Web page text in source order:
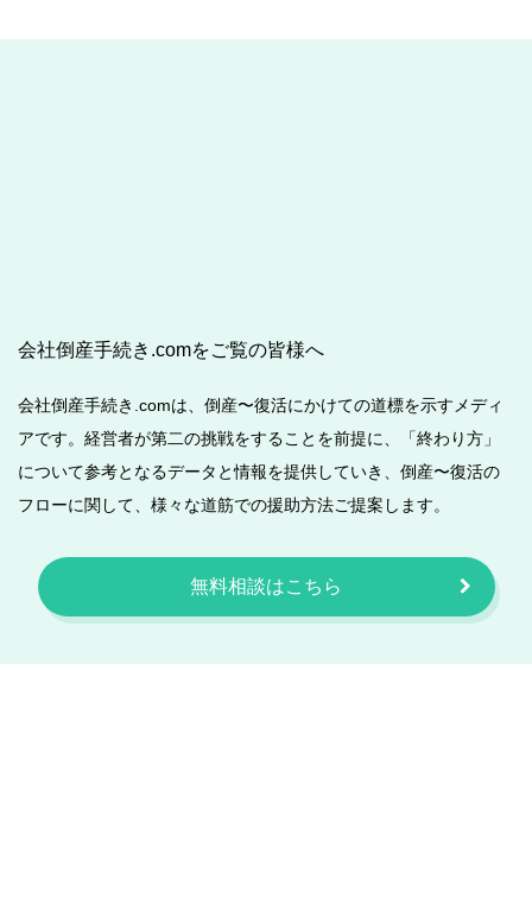
会社倒産手続き.comをご覧の皆様へ
会社倒産手続き.comは、倒産〜復活にかけての道標を示すメディ
アです。経営者が第二の挑戦をすることを前提に、「終わり方」
について参考となるデータと情報を提供していき、倒産〜復活の
フローに関して、様々な道筋での援助方法ご提案します。
無料相談はこちら